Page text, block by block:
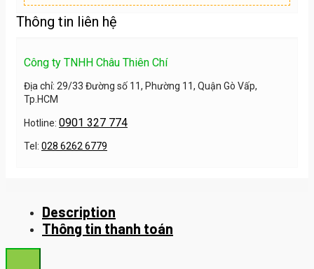
Thông tin liên hệ
Công ty TNHH Châu Thiên Chí
Địa chỉ: 29/33 Đường số 11, Phường 11, Quận Gò Vấp,
Tp.HCM
Hotline: 0901 327 774
Tel: 028 6262 6779
Description
Thông tin thanh toán